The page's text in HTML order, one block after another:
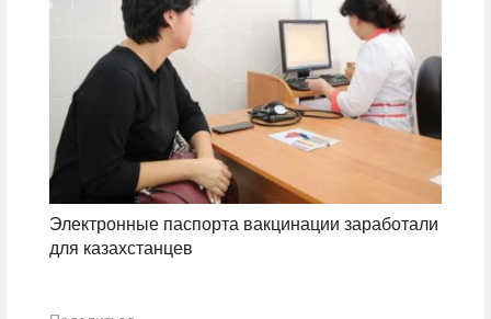
Электронные паспорта вакцинации заработали
для казахстанцев